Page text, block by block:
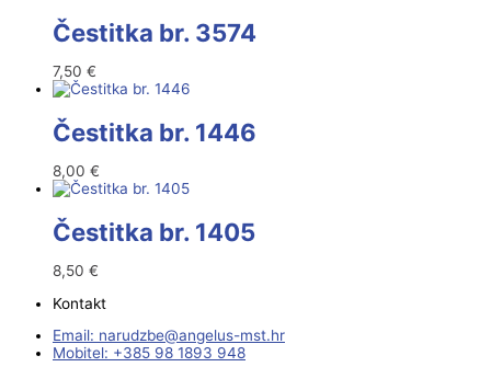
Čestitka br. 3574
7,50 €
Čestitka br. 1446
8,00 €
Čestitka br. 1405
8,50 €
Kontakt
Email:
rh.tsm-sulegna
@ebzduran
Mobitel: +385 98 1893 948